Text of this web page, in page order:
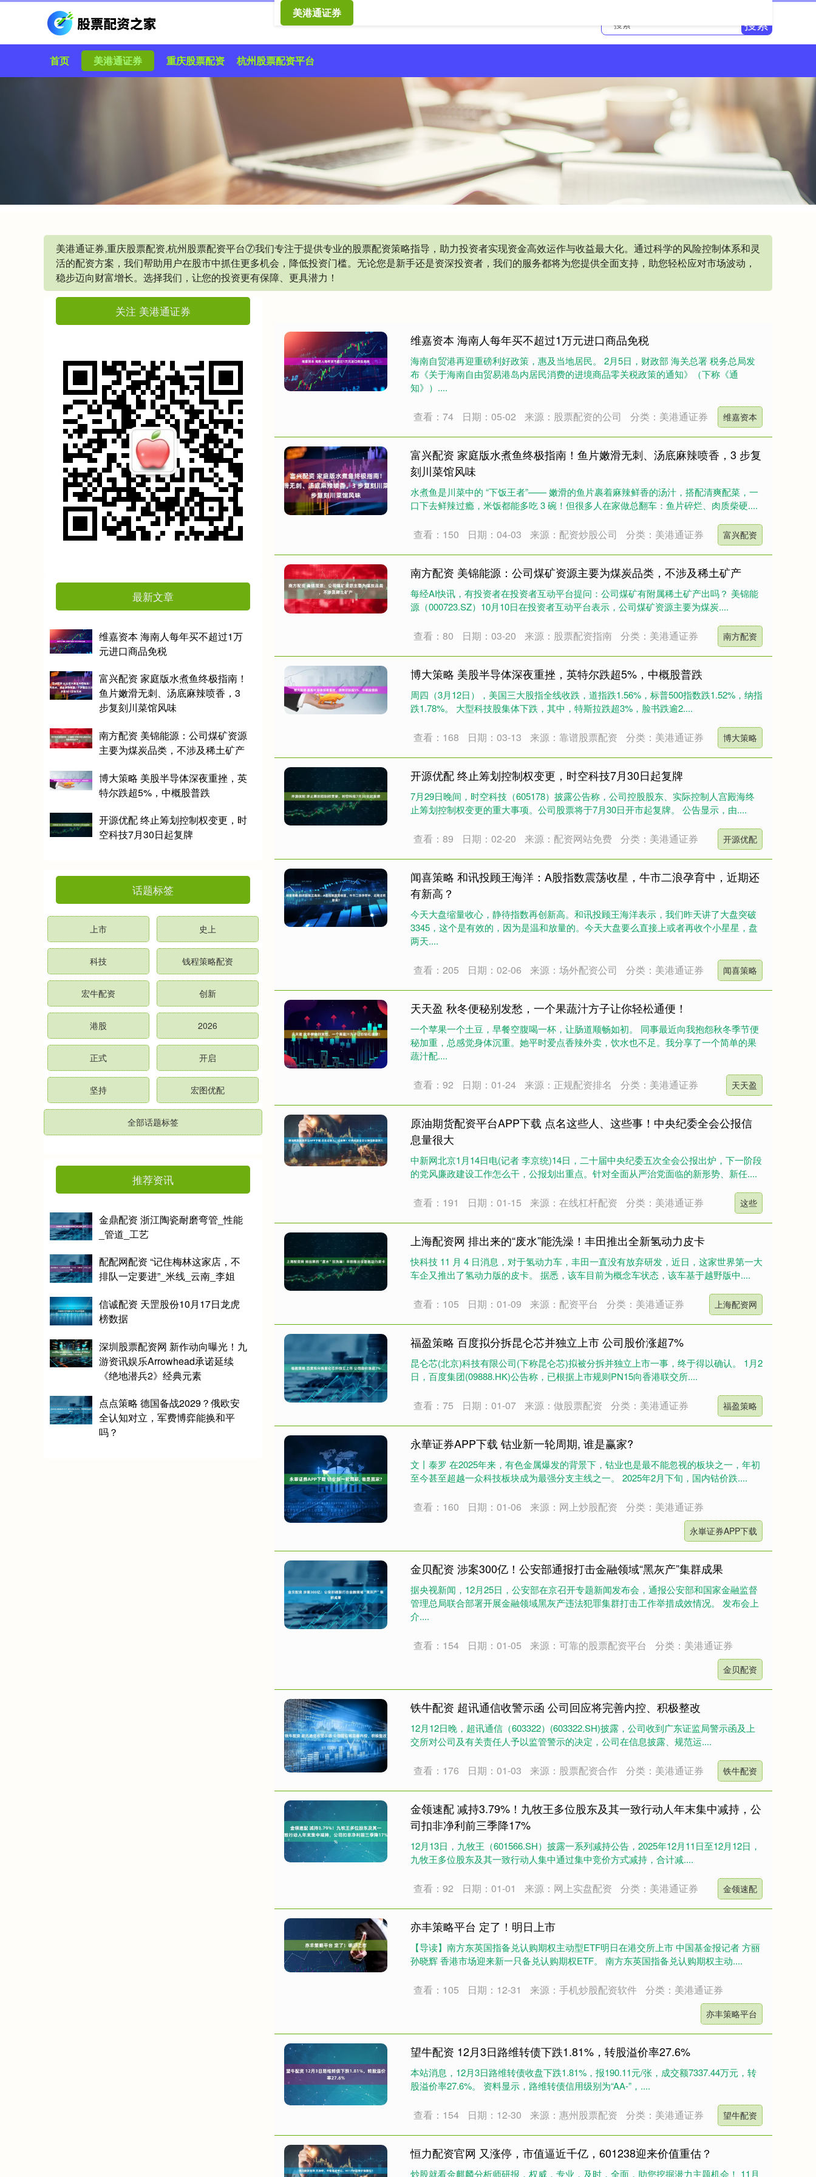
搜索
首页 美港通证券 重庆股票配资 杭州股票配资平台
美港通证券,重庆股票配资,杭州股票配资平台⑦我们专注于提供专业的股票配资策略指导，助力投资者实现资金高效运作与收益最大化。通过科学的风险控制体系和灵
活的配资方案，我们帮助用户在股市中抓住更多机会，降低投资门槛。无论您是新手还是资深投资者，我们的服务都将为您提供全面支持，助您轻松应对市场波动，
稳步迈向财富增长。选择我们，让您的投资更有保障、更具潜力！
美港通证券
维嘉资本 海南人每年买不超过1万元进口商品免税
海南自贸港再迎重磅利好政策，惠及当地居民。 2月5日，财政部 海关总署 税务总局发
布《关于海南自由贸易港岛内居民消费的进境商品零关税政策的通知》（下称《通
知》）....
查看：74 日期：05-02 来源：股票配资的公司 分类：美港通证券 维嘉资本
富兴配资 家庭版水煮鱼终极指南！鱼片嫩滑无刺、汤底麻辣喷香，3 步复
刻川菜馆风味
水煮鱼是川菜中的 “下饭王者”—— 嫩滑的鱼片裹着麻辣鲜香的汤汁，搭配清爽配菜，一
口下去鲜辣过瘾，米饭都能多吃 3 碗！但很多人在家做总翻车：鱼片碎烂、肉质柴硬....
查看：150 日期：04-03 来源：配资炒股公司 分类：美港通证券 富兴配资
南方配资 美锦能源：公司煤矿资源主要为煤炭品类，不涉及稀土矿产
每经AI快讯，有投资者在投资者互动平台提问：公司煤矿有附属稀土矿产出吗？ 美锦能
源（000723.SZ）10月10日在投资者互动平台表示，公司煤矿资源主要为煤炭....
查看：80 日期：03-20 来源：股票配资指南 分类：美港通证券 南方配资
博大策略 美股半导体深夜重挫，英特尔跌超5%，中概股普跌
周四（3月12日），美国三大股指全线收跌，道指跌1.56%，标普500指数跌1.52%，纳指
跌1.78%。 大型科技股集体下跌，其中，特斯拉跌超3%，脸书跌逾2....
查看：168 日期：03-13 来源：靠谱股票配资 分类：美港通证券 博大策略
开源优配 终止筹划控制权变更，时空科技7月30日起复牌
7月29日晚间，时空科技（605178）披露公告称，公司控股股东、实际控制人宫殿海终
止筹划控制权变更的重大事项。公司股票将于7月30日开市起复牌。 公告显示，由....
查看：89 日期：02-20 来源：配资网站免费 分类：美港通证券 开源优配
闻喜策略 和讯投顾王海洋：A股指数震荡收星，牛市二浪孕育中，近期还
有新高？
今天大盘缩量收心，静待指数再创新高。和讯投顾王海洋表示，我们昨天讲了大盘突破
3345，这个是有效的，因为是温和放量的。今天大盘要么直接上或者再收个小星星，盘
两天....
查看：205 日期：02-06 来源：场外配资公司 分类：美港通证券 闻喜策略
天天盈 秋冬便秘别发愁，一个果蔬汁方子让你轻松通便！
一个苹果一个土豆，早餐空腹喝一杯，让肠道顺畅如初。 同事最近向我抱怨秋冬季节便
秘加重，总感觉身体沉重。她平时爱点香辣外卖，饮水也不足。我分享了一个简单的果
蔬汁配....
查看：92 日期：01-24 来源：正规配资排名 分类：美港通证券 天天盈
原油期货配资平台APP下载 点名这些人、这些事！中央纪委全会公报信
息量很大
中新网北京1月14日电(记者 李京统)14日，二十届中央纪委五次全会公报出炉，下一阶段
的党风廉政建设工作怎么干，公报划出重点。针对全面从严治党面临的新形势、新任....
查看：191 日期：01-15 来源：在线杠杆配资 分类：美港通证券 这些
上海配资网 排出来的“废水”能洗澡！丰田推出全新氢动力皮卡
快科技 11 月 4 日消息，对于氢动力车，丰田一直没有放弃研发，近日，这家世界第一大
车企又推出了氢动力版的皮卡。 据悉，该车目前为概念车状态，该车基于越野版中....
查看：105 日期：01-09 来源：配资平台 分类：美港通证券 上海配资网
福盈策略 百度拟分拆昆仑芯并独立上市 公司股价涨超7%
昆仑芯(北京)科技有限公司(下称昆仑芯)拟被分拆并独立上市一事，终于得以确认。 1月2
日，百度集团(09888.HK)公告称，已根据上市规则PN15向香港联交所....
查看：75 日期：01-07 来源：做股票配资 分类：美港通证券 福盈策略
永華证券APP下载 钴业新一轮周期, 谁是赢家?
文丨泰罗 在2025年来，有色金属爆发的背景下，钴业也是最不能忽视的板块之一，年初
至今甚至超越一众科技板块成为最强分支主线之一。 2025年2月下旬，国内钴价跌....
查看：160 日期：01-06 来源：网上炒股配资 分类：美港通证券
永崋证券APP下载
金贝配资 涉案300亿！公安部通报打击金融领域“黑灰产”集群成果
据央视新闻，12月25日，公安部在京召开专题新闻发布会，通报公安部和国家金融监督
管理总局联合部署开展金融领域黑灰产违法犯罪集群打击工作举措成效情况。 发布会上
介....
查看：154 日期：01-05 来源：可靠的股票配资平台 分类：美港通证券
金贝配资
铁牛配资 超讯通信收警示函 公司回应将完善内控、积极整改
12月12日晚，超讯通信（603322）(603322.SH)披露，公司收到广东证监局警示函及上
交所对公司及有关责任人予以监管警示的决定，公司在信息披露、规范运....
查看：176 日期：01-03 来源：股票配资合作 分类：美港通证券 铁牛配资
金领速配 减持3.79%！九牧王多位股东及其一致行动人年末集中减持，公
司扣非净利前三季降17%
12月13日，九牧王（601566.SH）披露一系列减持公告，2025年12月11日至12月12日，
九牧王多位股东及其一致行动人集中通过集中竞价方式减持，合计减....
查看：92 日期：01-01 来源：网上实盘配资 分类：美港通证券 金领速配
亦丰策略平台 定了！明日上市
【导读】南方东英国指备兑认购期权主动型ETF明日在港交所上市 中国基金报记者 方丽
孙晓辉 香港市场迎来新一只备兑认购期权ETF。 南方东英国指备兑认购期权主动....
查看：105 日期：12-31 来源：手机炒股配资软件 分类：美港通证券
亦丰策略平台
望牛配资 12月3日路维转债下跌1.81%，转股溢价率27.6%
本站消息，12月3日路维转债收盘下跌1.81%，报190.11元/张，成交额7337.44万元，转
股溢价率27.6%。 资料显示，路维转债信用级别为“AA-”，....
查看：154 日期：12-30 来源：惠州股票配资 分类：美港通证券 望牛配资
恒力配资官网 又涨停，市值逼近千亿，601238迎来价值重估？
炒股就看金麒麟分析师研报，权威，专业，及时，全面，助您挖掘潜力主题机会！ 11月
关注 美港通证券
最新文章
维嘉资本 海南人每年买不超过1万
元进口商品免税
富兴配资 家庭版水煮鱼终极指南！
鱼片嫩滑无刺、汤底麻辣喷香，3
步复刻川菜馆风味
南方配资 美锦能源：公司煤矿资源
主要为煤炭品类，不涉及稀土矿产
博大策略 美股半导体深夜重挫，英
特尔跌超5%，中概股普跌
开源优配 终止筹划控制权变更，时
空科技7月30日起复牌
话题标签
上市 史上
科技 钱程策略配资
宏牛配资 创新
港股 2026
正式 开启
坚持 宏图优配
全部话题标签
推荐资讯
金鼎配资 浙江陶瓷耐磨弯管_性能
_管道_工艺
配配网配资 “记住梅林这家店，不
排队一定要进”_米线_云南_李姐
信诚配资 天罡股份10月17日龙虎
榜数据
深圳股票配资网 新作动向曝光！九
游资讯娱乐Arrowhead承诺延续
《绝地潜兵2》经典元素
点点策略 德国备战2029？俄欧安
全认知对立，军费博弈能换和平
吗？